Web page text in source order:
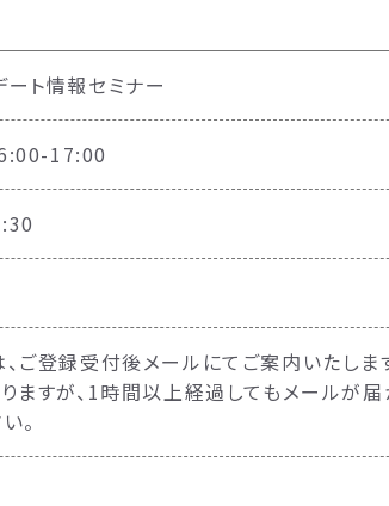
ト情報セミナー
17:00
ご登録受付後メールにてご案内いたし
ますが、1時間以上経過してもメールが
。